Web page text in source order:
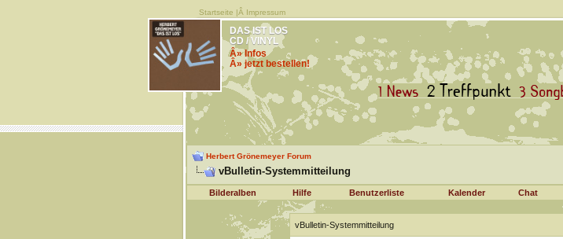
Startseite |Â Impressum
DAS IST LOS
CD / VINYL
Â» Infos
Â» jetzt bestellen!
Herbert Grönemeyer Forum
vBulletin-Systemmitteilung
Bilderalben Hilfe Benutzerliste Kalender Chat
vBulletin-Systemmitteilung